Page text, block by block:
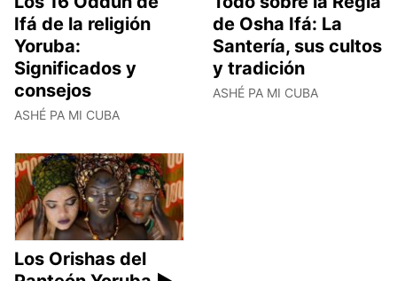
Ifá de la religión
Yoruba:
Significados y
consejos
ASHÉ PA MI CUBA
de Osha Ifá: La
Santería, sus cultos
y tradición
ASHÉ PA MI CUBA
Los Orishas del